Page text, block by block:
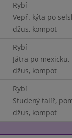
Rybí
Vepř. kýta po
džus, kompot
Rybí
Játra po mexicku,
džus, kompot
Rybí
Studený talíř,
džus, kompot